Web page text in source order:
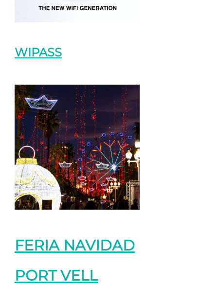
WIPASS
FERIA NAVIDAD
PORT VELL